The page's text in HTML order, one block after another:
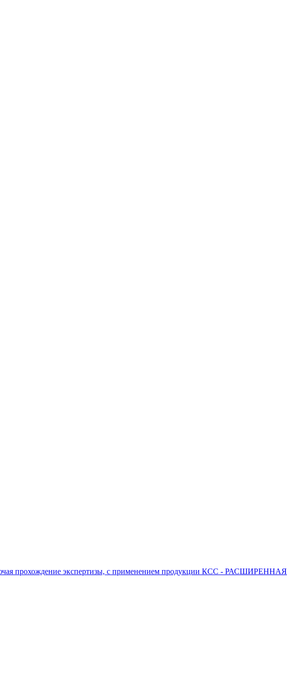
прохождение экспертизы, с применением продукции КСС - РАСШИРЕННАЯ